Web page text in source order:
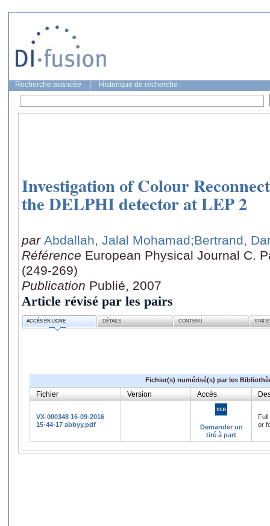
Recherche avancée Historique de recherche
Investigation of Colour
the DELPHI detector at LEP 2
par Abdallah, Jalal Mohamad;Bertrand,
Référence European Physical Journal C.
(249-269)
Publication Publié, 2007
Article révisé par les pairs
ACCÈS EN LIGNE DÉTAILS CONTENU
Fichier(s) numérisé(s) par les
Fichier Version Accès
VX-000348 16-09-2016
15-44-17 abbyy.pdf
Demander un
tiré à part
or